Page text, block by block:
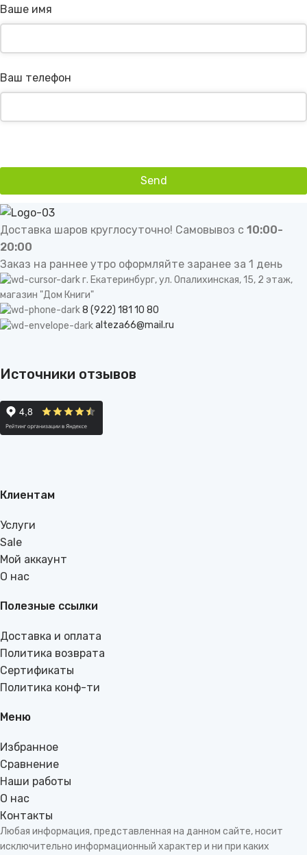
Ваше имя
Ваш телефон
Send
This
field
should
be
left
blank
Доставка шаров круглосуточно! Самовывоз с 10:00-
20:00
Заказ на раннее утро оформляйте заранее за 1 день
г. Екатеринбург, ул. Опалихинская, 15, 2 этаж,
магазин "Дом Книги"
8 (922) 181 10 80
alteza66@mail.ru
Источники отзывов
Клиентам
Услуги
Sale
Мой аккаунт
О нас
Полезные ссылки
Доставка и оплата
Политика возврата
Сертификаты
Политика конф-ти
Меню
Избранное
Сравнение
Наши работы
О нас
Контакты
Любая информация, представленная на данном сайте, носит
исключительно информационный характер и ни при каких